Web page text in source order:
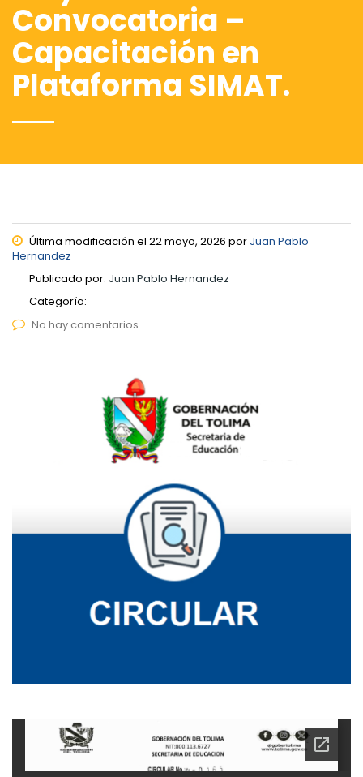
Convocatoria –
Capacitación en
Plataforma SIMAT.
Última modificación el 22 mayo, 2026 por Juan Pablo
Hernandez
Publicado por: Juan Pablo Hernandez
Categoría:
No hay comentarios